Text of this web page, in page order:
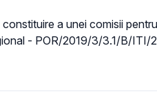
a unei comisii
- POR/2019/3/3.1/B/